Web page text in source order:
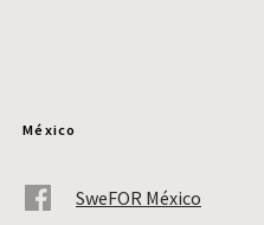
México
SweFOR México